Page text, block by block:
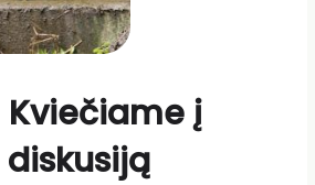
Kviečiame į